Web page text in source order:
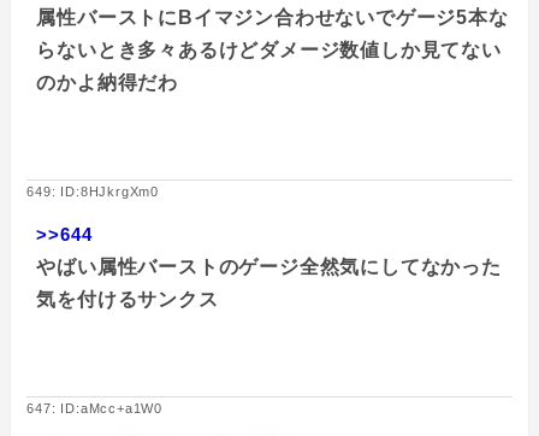
属性バーストにBイマジン合わせないでゲージ5本な
らないとき多々あるけどダメージ数値しか見てない
のかよ納得だわ
649: ID:8HJkrgXm0
>>644
やばい属性バーストのゲージ全然気にしてなかった
気を付けるサンクス
647: ID:aMcc+a1W0